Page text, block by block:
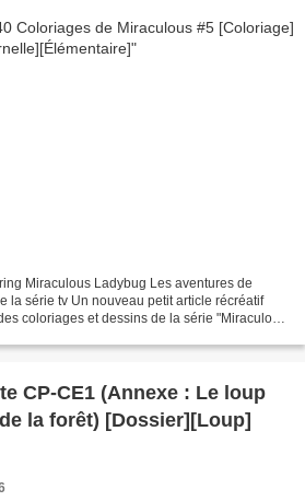
Miraculous Ladybug Les aventures de
coloriages et dessins de la série "Miraculous
CP-CE1 (Annexe : Le loup
la forêt) [Dossier][Loup]